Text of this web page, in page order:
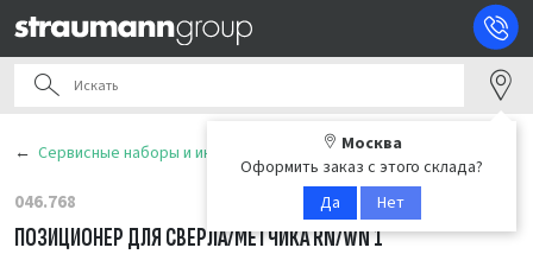
Москва
Оформить заказ с этого склада?
Да
Нет
Сервисные наборы и инструменты
046.768
ПОЗИЦИОНЕР ДЛЯ СВЕРЛА/МЕТЧИКА RN/WN 1